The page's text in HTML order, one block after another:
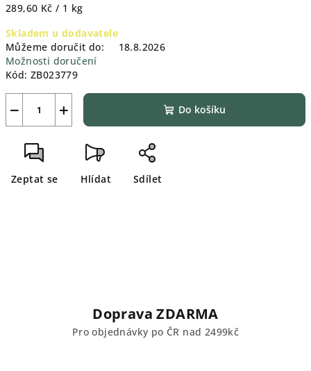
Měrná
289,60 Kč / 1 kg
Skladem u dodavatele
Můžeme doručit do:
18.8.2026
Možnosti doručení
Kód: ZB023779
+
− Do košíku
Zeptat se Hlídat Sdílet
Doprava ZDARMA
Pro objednávky po ČR nad 2499kč